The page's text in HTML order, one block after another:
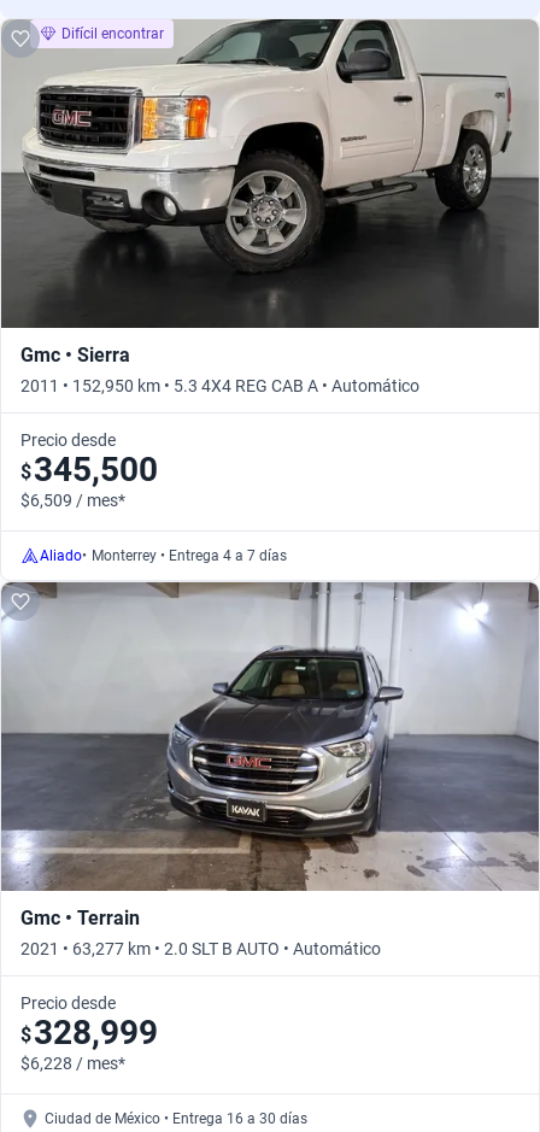
Difícil encontrar
Gmc • Sierra
2011 • 152,950 km • 5.3 4X4 REG CAB A • Automático
Precio desde
$345,500
$6,509 / mes*
Aliado• Monterrey • Entrega 4 a 7 días
Gmc • Terrain
2021 • 63,277 km • 2.0 SLT B AUTO • Automático
Precio desde
$328,999
$6,228 / mes*
Ciudad de México • Entrega 16 a 30 días